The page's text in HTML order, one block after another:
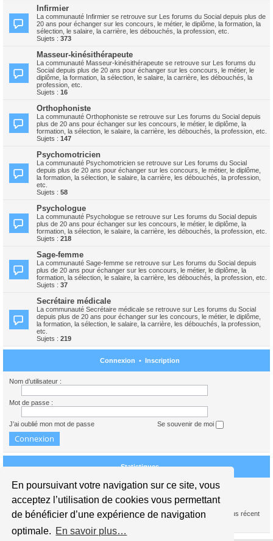
En poursuivant votre navigation sur ce site, vous
acceptez l’utilisation de cookies vous permettant
de bénéficier d’une expérience de navigation
optimale. En savoir plus…
Infirmier
La communauté Infirmier se retrouve sur Les forums du Social depuis plus de
20 ans pour échanger sur les concours, le métier, le diplôme, la formation, la
sélection, le salaire, la carrière, les débouchés, la profession, etc.
Sujets : 373
Masseur-kinésithérapeute
La communauté Masseur-kinésithérapeute se retrouve sur Les forums du
Social depuis plus de 20 ans pour échanger sur les concours, le métier, le
diplôme, la formation, la sélection, le salaire, la carrière, les débouchés, la
profession, etc.
Sujets : 16
Orthophoniste
La communauté Orthophoniste se retrouve sur Les forums du Social depuis
plus de 20 ans pour échanger sur les concours, le métier, le diplôme, la
formation, la sélection, le salaire, la carrière, les débouchés, la profession, etc.
Sujets : 147
Psychomotricien
La communauté Psychomotricien se retrouve sur Les forums du Social
depuis plus de 20 ans pour échanger sur les concours, le métier, le diplôme,
la formation, la sélection, le salaire, la carrière, les débouchés, la profession,
etc.
Sujets : 58
Psychologue
La communauté Psychologue se retrouve sur Les forums du Social depuis
plus de 20 ans pour échanger sur les concours, le métier, le diplôme, la
formation, la sélection, le salaire, la carrière, les débouchés, la profession, etc.
Sujets : 218
Sage-femme
La communauté Sage-femme se retrouve sur Les forums du Social depuis
plus de 20 ans pour échanger sur les concours, le métier, le diplôme, la
formation, la sélection, le salaire, la carrière, les débouchés, la profession, etc.
Sujets : 37
Secrétaire médicale
La communauté Secrétaire médicale se retrouve sur Les forums du Social
depuis plus de 20 ans pour échanger sur les concours, le métier, le diplôme,
la formation, la sélection, le salaire, la carrière, les débouchés, la profession,
etc.
Sujets : 219
Connexion • Inscription
Nom d’utilisateur :
Mot de passe :
J’ai oublié mon mot de passe Se souvenir de moi
Statistiques
Nous sommes le 09 août 2026 07:20
1739386messages •245441 sujets •15941membres • Notre membre le plus récent